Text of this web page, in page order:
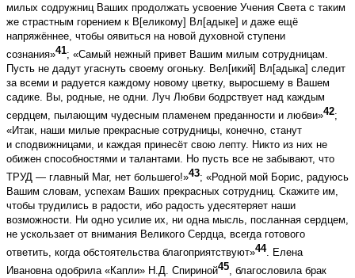
милых содружниц Ваших продолжать усвоение Учения Света с таким
же страстным горением к В[еликому] Вл[адыке] и даже ещё
напряжённее, чтобы оявиться на новой духовной ступени
сознания»41; «Самый нежный привет Вашим милым сотрудницам.
Пусть не дадут угаснуть своему огоньку. Вел[икий] Вл[адыка] следит
за всеми и радуется каждому новому цветку, выросшему в Вашем
садике. Вы, родные, не одни. Луч Любви бодрствует над каждым
сердцем, пылающим чудесным пламенем преданности и любви»42;
«Итак, наши милые прекрасные сотрудницы, конечно, станут
и сподвижницами, и каждая принесёт свою лепту. Никто из них не
обижен способностями и талантами. Но пусть все не забывают, что
ТРУД — главный Маг, нет большего!»43; «Родной мой Борис, радуюсь
Вашим словам, успехам Ваших прекрасных сотрудниц. Скажите им,
чтобы трудились в радости, ибо радость удесятеряет наши
возможности. Ни одно усилие их, ни одна мысль, посланная сердцем,
не ускользает от внимания Великого Сердца, всегда готового
ответить, когда обстоятельства благоприятствуют»44. Елена
Ивановна одобрила «Капли» Н.Д. Спириной45, благословила брак